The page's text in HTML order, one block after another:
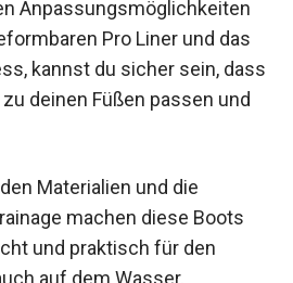
Anpassungsmöglichkeiten
Pro Liner und das
kannst du sicher sein, dass
deinen Füßen passen und
Materialien und die
machen diese Boots
und praktisch für den
auf dem Wasser.